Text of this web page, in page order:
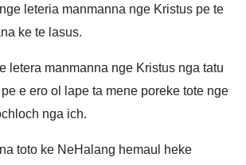
leteria manmanna nge Kristus pe te
ke te lasus.
letera manmanna nge Kristus nga tatu
e ero ol lape ta mene poreke tote nge
nga ich.
toto ke NeHalang hemaul heke